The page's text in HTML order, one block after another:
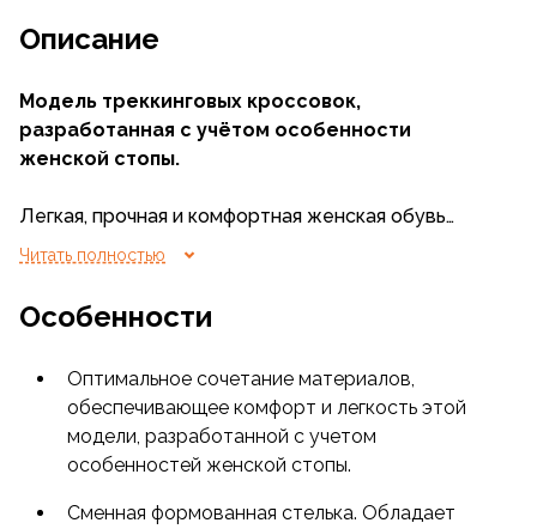
Описание
Модель треккинговых кроссовок,
разработанная с учётом особенности
женской стопы.
Легкая, прочная и комфортная женская обувь
идеальна для активного времяпрепровождения
Сезон: весна/лето.
Читать полностью
Особенности
Оптимальное сочетание материалов,
обеспечивающее комфорт и легкость этой
модели, разработанной с учетом
особенностей женской стопы.
Сменная формованная стелька. Обладает